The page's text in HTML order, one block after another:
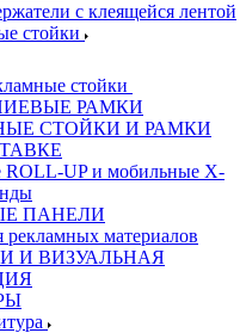
с клеящейся лентой
стойки
стойки
РАМКИ
СТОЙКИ И РАМКИ
ROLL-UP и мобильные X-
ПАНЕЛИ
рекламных материалов
И ВИЗУАЛЬНАЯ